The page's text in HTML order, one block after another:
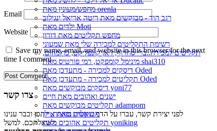
מחפש/מעונין מאת orenla
רגב הוד - מבוקשים מאת ריטה אריאל ינגילוב
ילדים מאת Moti
מחפש תקליטים מאת דורון
רשימת התקליטים למכירה שלי מאת שמעוני
תקליטים למכירה..ברי סחרוֹף, ז׳אן קונפליקט, כרומוזום,
מינימל קומפקט, רמי פורטיס מאת shai310
דיסקים למכירה - מתעדכן מאת Oded
תקליטים למכירה - מתעדכן מאת Oded
דיסקים מבוקשים מאת yoni77
ישנים ואהובים מאת חיים
תקליטים מבוקשים מאת adampom
מבוקשים מאת אילן
תקליטים אהובים מאת yoniking
Email
Website
Save my name, email, and website in this browser for the next
time I comment.
צרו קשר
לפני יצירת קשר, עברו על הדףשאלות נפוצות, ייתכן וכבר ענינו
לשאלתכם. למשל: